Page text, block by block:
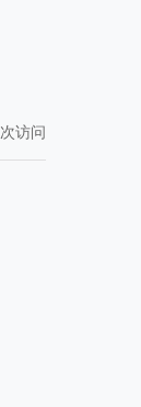
次访问